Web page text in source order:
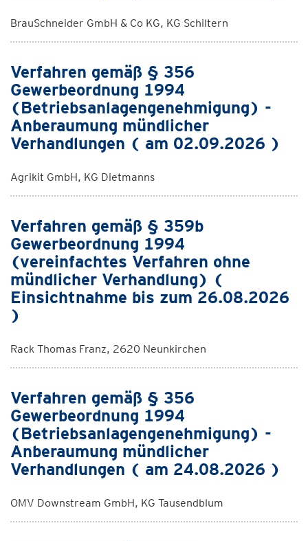
BrauSchneider GmbH & Co KG, KG Schiltern
Verfahren gemäß § 356
Gewerbeordnung 1994
(Betriebsanlagengenehmigung) -
Anberaumung mündlicher
Verhandlungen ( am 02.09.2026 )
Agrikit GmbH, KG Dietmanns
Verfahren gemäß § 359b
Gewerbeordnung 1994
(vereinfachtes Verfahren ohne
mündlicher Verhandlung) (
Einsichtnahme bis zum 26.08.2026
)
Rack Thomas Franz, 2620 Neunkirchen
Verfahren gemäß § 356
Gewerbeordnung 1994
(Betriebsanlagengenehmigung) -
Anberaumung mündlicher
Verhandlungen ( am 24.08.2026 )
OMV Downstream GmbH, KG Tausendblum